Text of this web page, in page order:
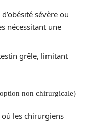
sévère ou
nécessitant une
grêle, limitant
non chirurgicale)
les chirurgiens